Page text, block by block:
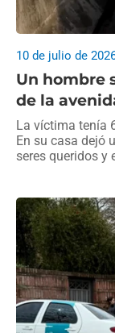
Un hombre
de la
10 de julio de
La víctima tenía
En su casa dejó
seres queridos y